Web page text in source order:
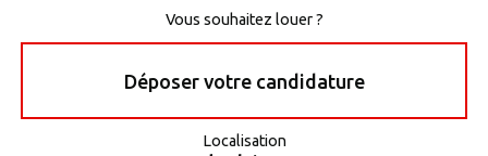
Vous souhaitez louer ?
Déposer votre candidature
Localisation